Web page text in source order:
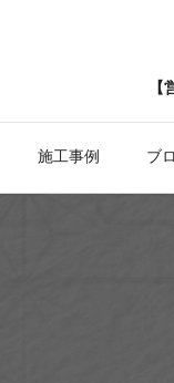
施工事例 ブ